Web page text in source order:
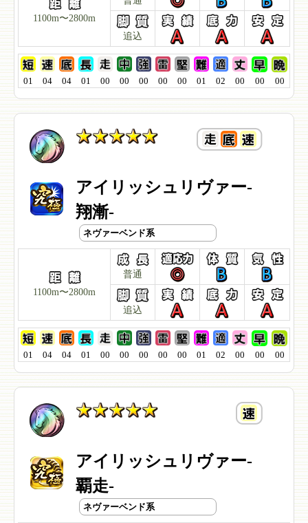
1100m〜2800m
追込
01 04 04 01 00 00 00 00 00 01 02 00 00 00
アイリッシュリヴァー-
翔漸-
ネヴァーベンド系
1100m〜2800m
普通
追込
01 04 04 01 00 00 00 00 00 01 02 00 00 00
アイリッシュリヴァー-
覇走-
ネヴァーベンド系